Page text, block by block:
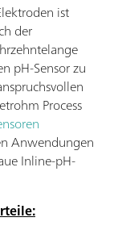
ist
der
pH-Sensor zu
Process
Anwendungen
Inline-pH-